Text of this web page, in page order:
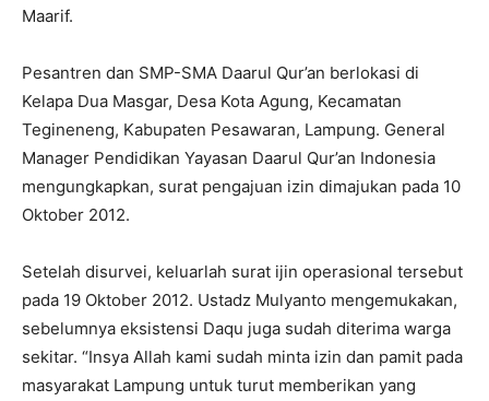
Maarif.
Pesantren dan SMP-SMA Daarul Qur’an berlokasi di
Kelapa Dua Masgar, Desa Kota Agung, Kecamatan
Tegineneng, Kabupaten Pesawaran, Lampung. General
Manager Pendidikan Yayasan Daarul Qur’an Indonesia
mengungkapkan, surat pengajuan izin dimajukan pada 10
Oktober 2012.
Setelah disurvei, keluarlah surat ijin operasional tersebut
pada 19 Oktober 2012. Ustadz Mulyanto mengemukakan,
sebelumnya eksistensi Daqu juga sudah diterima warga
sekitar. “Insya Allah kami sudah minta izin dan pamit pada
masyarakat Lampung untuk turut memberikan yang